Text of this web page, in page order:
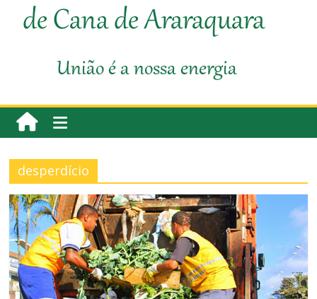
Fornecedores
de Cana de Araraquara
União é a nossa energia
desperdício